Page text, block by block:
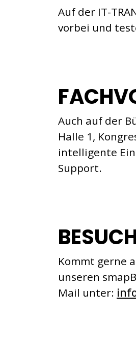
Auf der IT-
vorbei und
Auch auf der
Halle 1,
intelligente
Support.
Kommt gerne
unseren
Mail unter: